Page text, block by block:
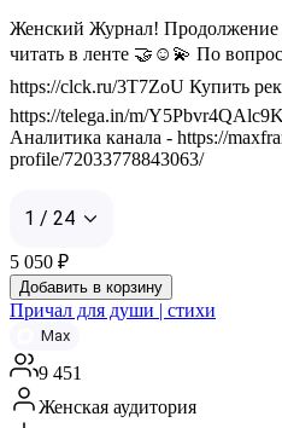
Женский Журнал! Продолжение
читать в ленте 🤝☺️💫 По
https://clck.ru/3T7ZoU Купить
https://telega.in/m/
Аналитика канала - https://
profile/72033778843063/
1 / 24
5 050 ₽
Добавить в корзину
Причал для души | стихи
Max
9 451
Женская аудитория